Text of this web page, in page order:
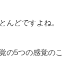
んどですよね。
の5つの感覚のこ